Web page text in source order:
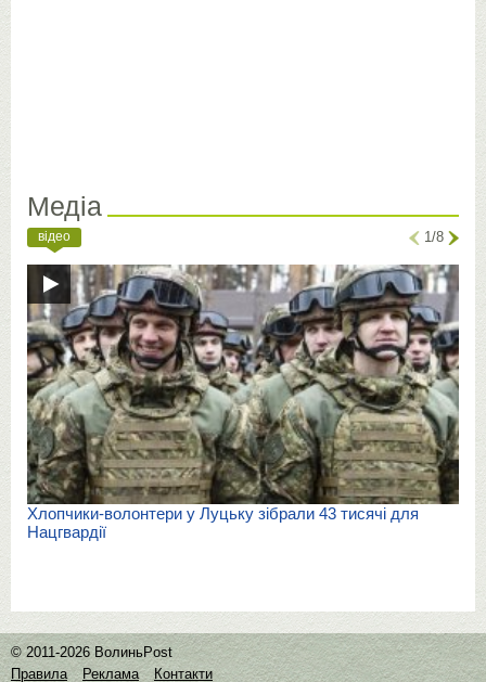
Медіа
відео 1/8
Хлопчики-волонтери у Луцьку зібрали 43 тисячі для
Нацгвардії
© 2011-2026 ВолиньPost
Правила
Реклама Контакти